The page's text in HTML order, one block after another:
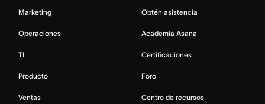
Marketing
Operaciones
TI
Producto
Ventas
Obtén asistencia
Academia Asana
Certificaciones
Foro
Centro de recursos